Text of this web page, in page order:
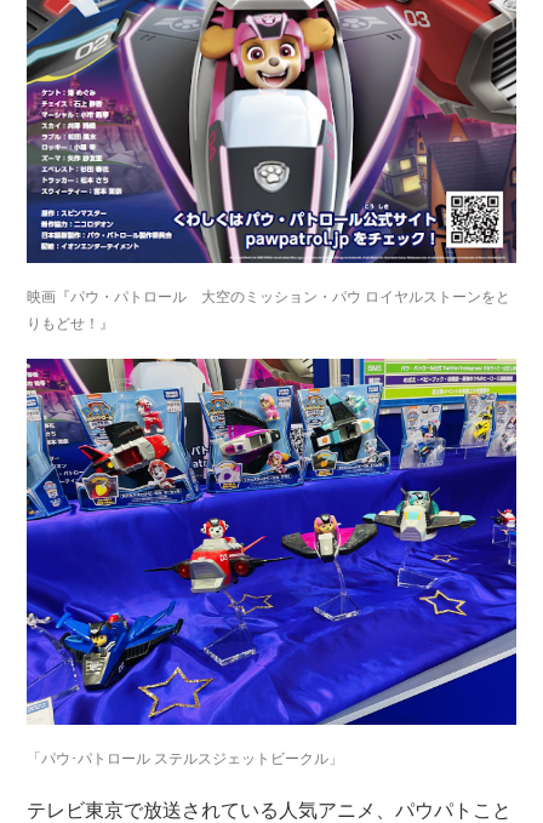
映画『パウ・パトロール 大空のミッション・パウ ロイヤルストーンをと
りもどせ！』
「パウ･パトロール ステルスジェットビークル」
テレビ東京で放送されている人気アニメ、パウパトこと